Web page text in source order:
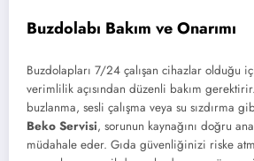
Buzdolabı Bakım ve Onarımı
Buzdolapları 7/24 çalışan cihazlar olduğu
verimlilik açısından düzenli bakım
buzlanma, sesli çalışma veya su sızdırma
Beko Servisi, sorunun kaynağını doğru
müdahale eder. Gıda güvenliğinizi riske